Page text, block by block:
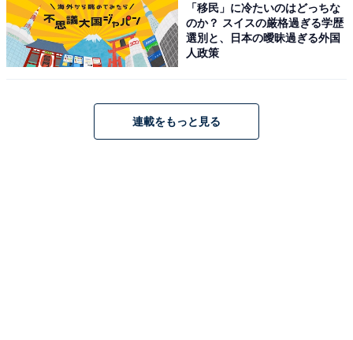
詳細情報
商品名
「移民」に冷たいのはどっちな
のか？ スイスの厳格過ぎる学歴
選別と、日本の曖昧過ぎる外国
人政策
連載をもっと見る